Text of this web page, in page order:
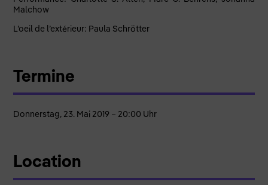
Malchow
L’oeil de l’extérieur: Paula Schrötter
Termine
Donnerstag, 23. Mai 2019 – 20:00 Uhr
Location